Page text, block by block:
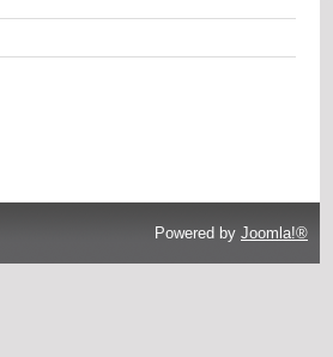
Powered by Joomla!®